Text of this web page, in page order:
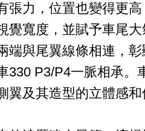
張力，位置也變得更
覺寬度，並賦予車尾
端與尾翼線條相連，
330 P3/P4一脈相承。
翼及其造型的立體感